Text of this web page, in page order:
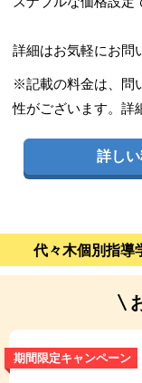
詳細はお気軽にお問
※記載の料金は、問
性がございます。詳
詳し
代々木個別指導
期間限定キャンペーン